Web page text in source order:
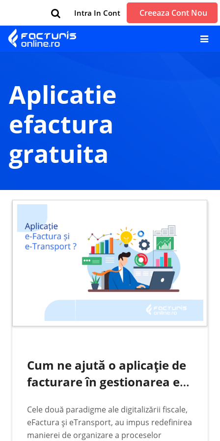
Intra In Cont Creeaza Cont Nou
aplicatie
efactura
gratuita
Cum ne ajută o aplicație de
facturare în gestionarea e-
Cele două paradigme ale digitalizării fiscale,
eFactura și eTransport, au impus redefinirea
manierei de organizare a proceselor